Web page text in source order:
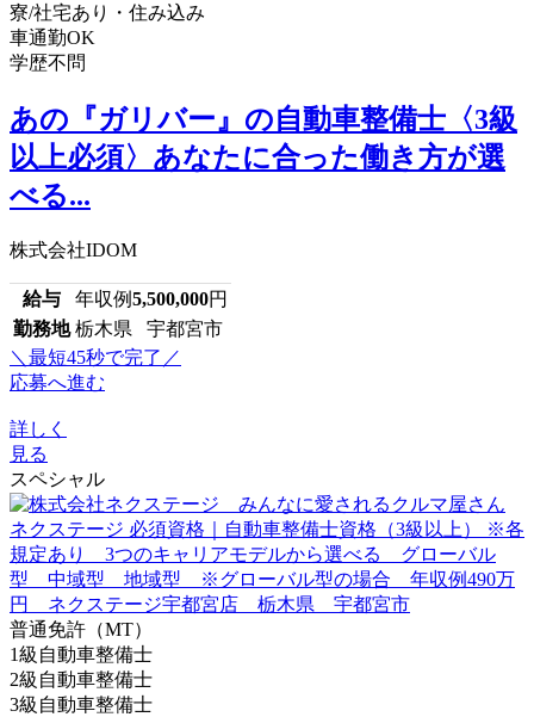
寮/社宅あり・住み込み
車通勤OK
学歴不問
あの『ガリバー』の自動車整備士〈3級
以上必須〉あなたに合った働き方が選
べる...
株式会社IDOM
給与 年収例5,500,000円
勤務地 栃木県 宇都宮市
＼最短45秒で完了／
応募へ進む
詳しく
見る
スペシャル
普通免許（MT）
1級自動車整備士
2級自動車整備士
3級自動車整備士